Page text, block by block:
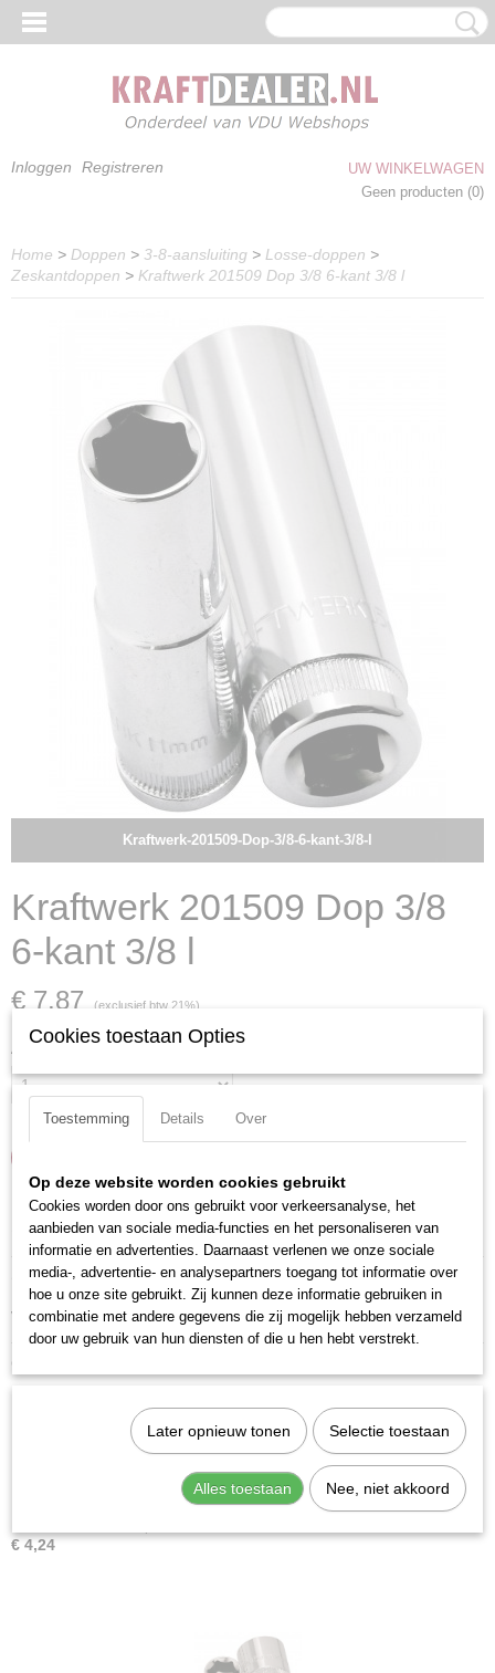
Inloggen Registreren
UW WINKELWAGEN
Geen producten (0)
Home > Doppen > 3-8-aansluiting > Losse-doppen >
Zeskantdoppen > Kraftwerk 201509 Dop 3/8 6-kant 3/8 l
Kraftwerk-201509-Dop-3/8-6-kant-3/8-l
Kraftwerk 201509 Dop 3/8
6-kant 3/8 l
€ 7,87 (exclusief btw 21%)
Aantal
Specificaties
Productcode
201509
EAN code
7612206003230
Omschrijving
Verchroomd en voorzien van gekartelde rand.
€ 4,24
Cookies toestaan Opties
Toestemming Details Over
Op deze website worden cookies gebruikt
Cookies worden door ons gebruikt voor verkeersanalyse, het
aanbieden van sociale media-functies en het personaliseren van
informatie en advertenties. Daarnaast verlenen we onze sociale
media-, advertentie- en analysepartners toegang tot informatie over
hoe u onze site gebruikt. Zij kunnen deze informatie gebruiken in
combinatie met andere gegevens die zij mogelijk hebben verzameld
door uw gebruik van hun diensten of die u hen hebt verstrekt.
Later opnieuw tonen Selectie toestaan
Alles toestaan Nee, niet akkoord